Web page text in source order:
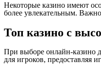
Некоторые казино имеют
более увлекательным.
Топ казино с
При выборе онлайн-казино
для игроков, предоставляя